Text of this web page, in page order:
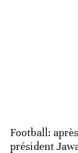
Football:
président